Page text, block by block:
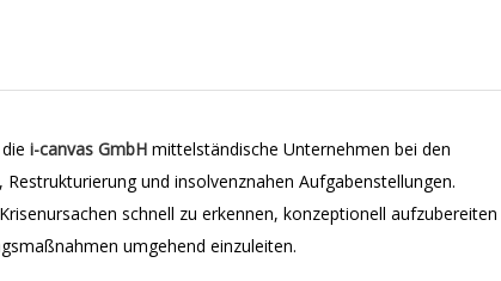
i-canvas GmbH mittelständische Unternehmen bei den
und insolvenznahen Aufgabenstellungen.
schnell zu erkennen, konzeptionell aufzubereiten
umgehend einzuleiten.